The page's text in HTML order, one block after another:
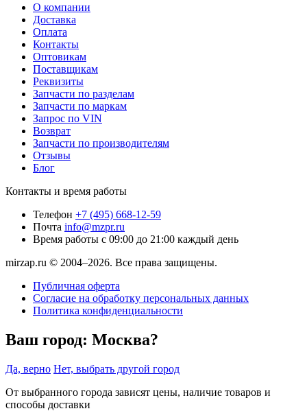
О компании
Доставка
Оплата
Контакты
Оптовикам
Поставщикам
Реквизиты
Запчасти по разделам
Запчасти по маркам
Запрос по VIN
Возврат
Запчасти по производителям
Отзывы
Блог
Контакты и время работы
Телефон +7 (495) 668-12-59
Почта info@mzpr.ru
Время работы с 09:00 до 21:00 каждый день
mirzap.ru © 2004–2026. Все права защищены.
Публичная оферта
Согласие на обработку персональных данных
Политика конфиденциальности
Ваш город: Москва?
Да, верно Нет, выбрать другой город
От выбранного города зависят цены, наличие товаров и
способы доставки